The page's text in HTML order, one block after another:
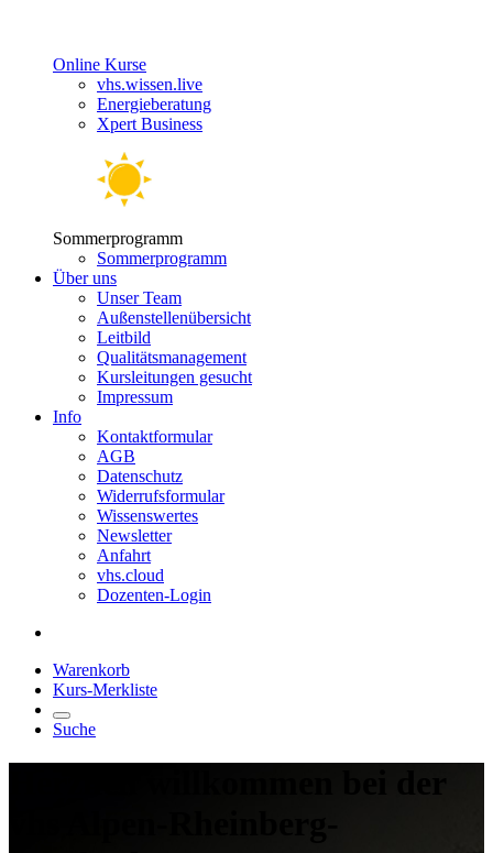
Online Kurse
vhs.wissen.live
Energieberatung
Xpert Business
Sommerprogramm
Sommerprogramm
Über uns
Unser Team
Außenstellenübersicht
Leitbild
Qualitätsmanagement
Kursleitungen gesucht
Impressum
Info
Kontaktformular
AGB
Datenschutz
Widerrufsformular
Wissenswertes
Newsletter
Anfahrt
vhs.cloud
Dozenten-Login
Warenkorb
Kurs-Merkliste
Suche